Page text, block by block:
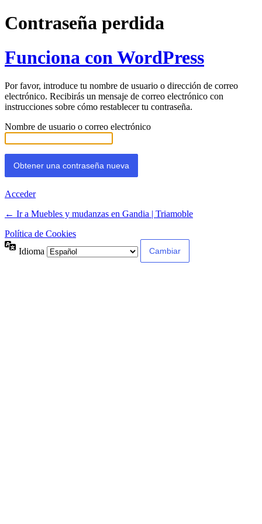
Contraseña perdida
Funciona con WordPress
Por favor, introduce tu nombre de usuario o dirección de correo
electrónico. Recibirás un mensaje de correo electrónico con
instrucciones sobre cómo restablecer tu contraseña.
Nombre de usuario o correo electrónico
Acceder
← Ir a Muebles y mudanzas en Gandia | Triamoble
Política de Cookies
Idioma